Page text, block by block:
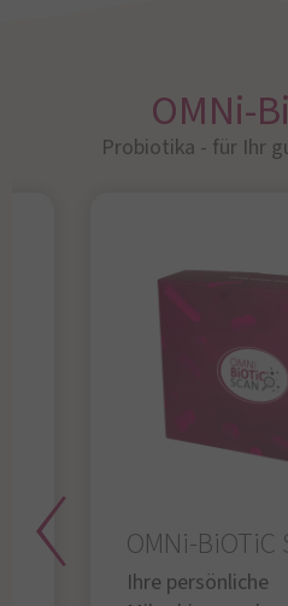
OMNi-
Probiotika - für Ihr
OMNi-BiOTiC
Ihre persönliche